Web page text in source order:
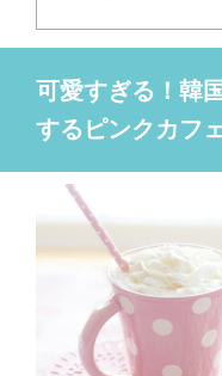
可愛すぎる！韓
するピンクカフ